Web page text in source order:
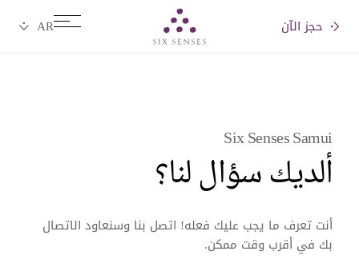
حجز الآن
Six Senses Samui
ألديك سؤال لنا؟
أنت تعرف ما يجب عليك فعله! اتصل بنا وسنعاود الاتصال
بك في أقرب وقت ممكن.